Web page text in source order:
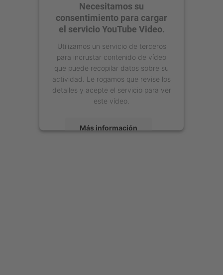
Necesitamos su
consentimiento para cargar
el servicio YouTube Video.
Utilizamos un servicio de terceros
para incrustar contenido de vídeo
que puede recopilar datos sobre su
actividad. Le rogamos que revise los
detalles y acepte el servicio para ver
este vídeo.
Más información